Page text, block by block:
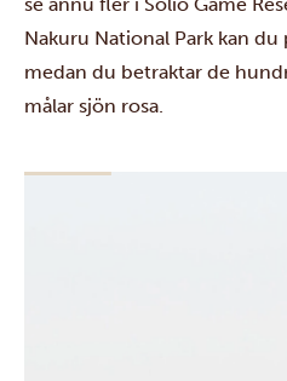
Nakuru National Park kan du
medan du betraktar de
målar sjön rosa.